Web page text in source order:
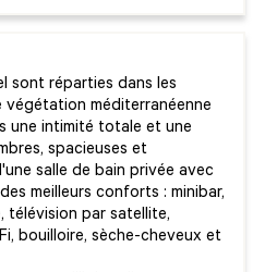
sont réparties dans les
méditerranéenne
une intimité totale et une
spacieuses et
salle de bain privée avec
meilleurs conforts : minibar,
télévision par satellite,
bouilloire, sèche-cheveux et